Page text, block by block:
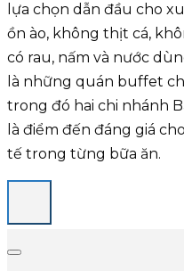
lựa chọn dẫn đầu cho
ồn ào, không thịt cá,
có rau, nấm và nước
là những quán buffet
trong đó hai chi nhánh
là điểm đến đáng giá
tế trong từng bữa ăn.